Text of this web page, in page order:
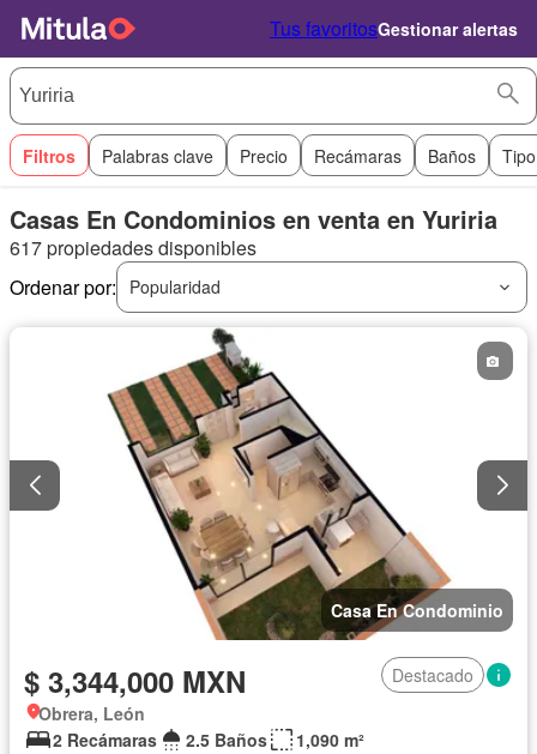
Tus favoritosGestionar alertas
Filtros Palabras clave Precio Recámaras Baños
Casas En Condominios en venta en Yuriria
617 propiedades disponibles
Ordenar por:
Popularidad
Casa En Condominio
$ 3,344,000 MXN
Destacado
Obrera, León
2 Recámaras
2.5 Baños
1,090 m²